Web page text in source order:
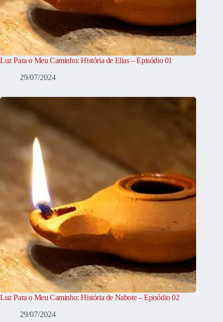
Luz Para o Meu Caminho: História de Elias – Episódio 01
29/07/2024
Luz Para o Meu Caminho: História de Nabote – Episódio 02
29/07/2024